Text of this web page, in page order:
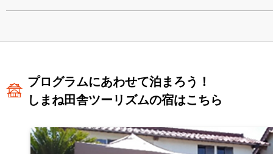
プログラムにあわせて泊まろう！
しまね田舎ツーリズムの宿はこちら